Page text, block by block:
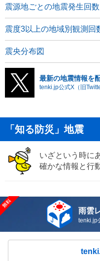
震源地ごとの地震発生回数
震度3以上の地域別観測回
震央分布図
最新の地震情報を
tenki.jp公式X（旧
「知る防災」地震
いざという時に
確かな情報と行
雨雲
tenki.jp